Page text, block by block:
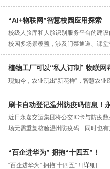
“Al+物联网”智慧校园应用探索
校级人脸库和人脸识别服务平台的建
校园多场景覆盖，涉及门禁通道、课
植物工厂可以“私人订制” 物联网
现如今，农业玩出“新花样”，智慧农
刷卡自动登记温州防疫码信息！
近日永嘉交运集团将公交IC卡与防疫
场无需重复核验温州防疫码，同时也
“百企进华为” 拥抱“十四五”！
“百企进华为” 拥抱“十四五”！ [详细]